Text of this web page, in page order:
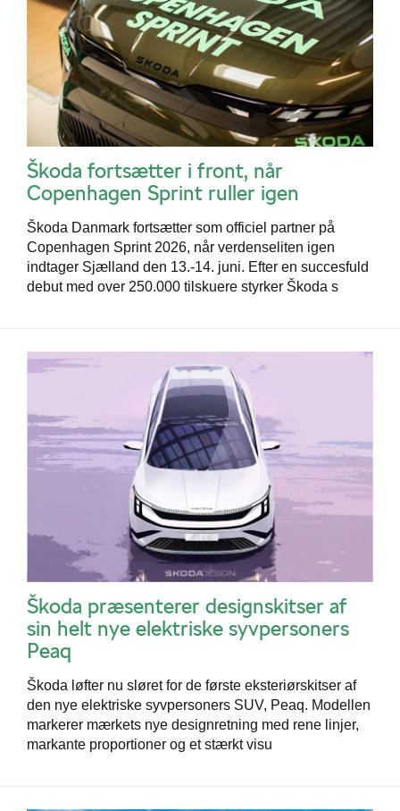
Škoda fortsætter i front, når
Copenhagen Sprint ruller igen
Škoda Danmark fortsætter som officiel partner på
Copenhagen Sprint 2026, når verdenseliten igen
indtager Sjælland den 13.-14. juni. Efter en succesfuld
debut med over 250.000 tilskuere styrker Škoda s
Škoda præsenterer designskitser af
sin helt nye elektriske syvpersoners
Peaq
Škoda løfter nu sløret for de første eksteriørskitser af
den nye elektriske syvpersoners SUV, Peaq. Modellen
markerer mærkets nye designretning med rene linjer,
markante proportioner og et stærkt visu